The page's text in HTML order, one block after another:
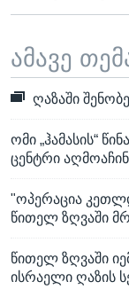
ამავე
ღაზაში
ომი „ჰამასის“
ცენტრი
"ოპერაცია
წითელ ზღვაში
წითელ ზღვაში
ისრაელი ღაზის